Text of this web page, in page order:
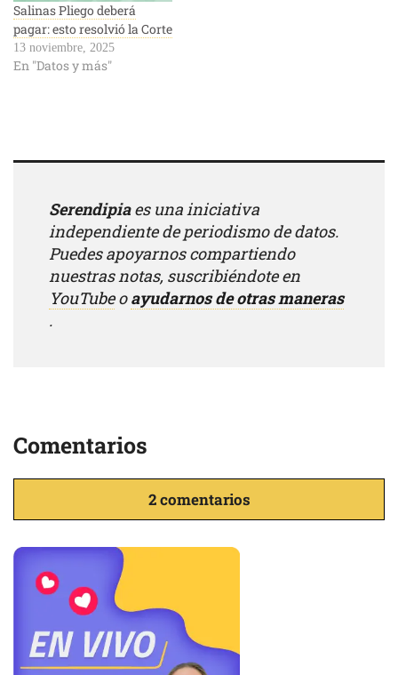
Salinas Pliego deberá
pagar: esto resolvió la Corte
13 noviembre, 2025
En "Datos y más"
Serendipiaes una iniciativa
independiente de periodismo de datos.
Puedes apoyarnos compartiendo
nuestras notas, suscribiéndote en
YouTubeoayudarnos de otras maneras
.
Comentarios
2 comentarios